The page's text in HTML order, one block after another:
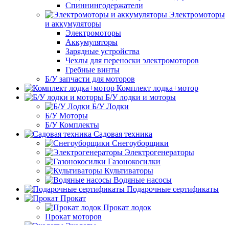
Спиннингодержатели
Электромоторы
и аккумуляторы
Электромоторы
Аккумуляторы
Зарядные устройства
Чехлы для переноски электромоторов
Гребные винты
Б/У запчасти для моторов
Комплект лодка+мотор
Б/У лодки и моторы
Б/У Лодки
Б/У Моторы
Б/У Комплекты
Садовая техника
Снегоуборщики
Электрогенераторы
Газонокосилки
Культиваторы
Водяные насосы
Подарочные сертификаты
Прокат
Прокат лодок
Прокат моторов